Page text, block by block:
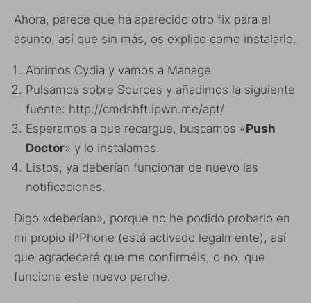
Ahora, parece que ha aparecido otro fix para el
asunto, así que sin más, os explico como instalarlo.
Abrimos Cydia y vamos a Manage
Pulsamos sobre Sources y añadimos la siguiente
fuente: http://cmdshft.ipwn.me/apt/
Esperamos a que recargue, buscamos «Push
Doctor» y lo instalamos.
Listos, ya deberían funcionar de nuevo las
notificaciones.
Digo «deberían», porque no he podido probarlo en
mi propio iPPhone (está activado legalmente), así
que agradeceré que me confirméis, o no, que
funciona este nuevo parche.